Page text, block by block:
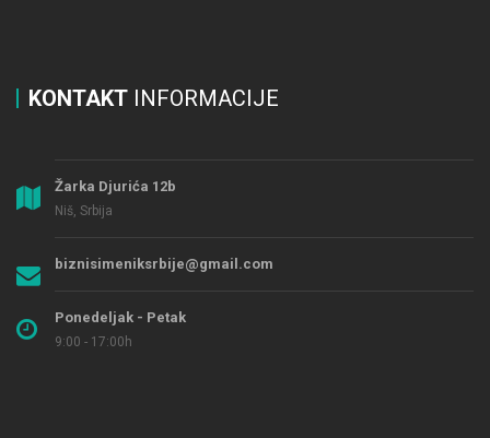
KONTAKT INFORMACIJE
Žarka Djurića 12b
Niš, Srbija
biznisimeniksrbije@gmail.com
Ponedeljak - Petak
9:00 - 17:00h